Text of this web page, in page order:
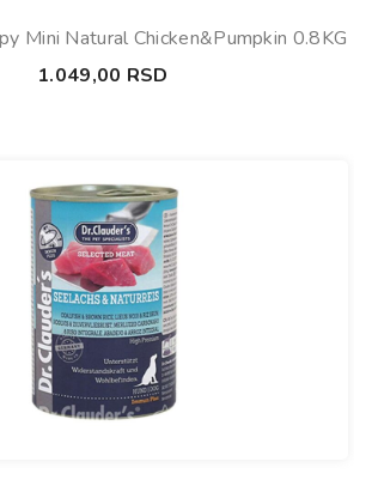
Mini Natural Chicken&Pumpkin 0.8KG
1.049,00 RSD